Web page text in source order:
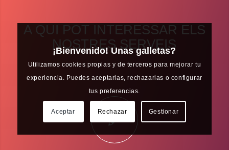
A QUI POT INTERESSAR ELS
NOSTRES SERVEIS
¡Bienvenido! Unas galletas?
Utilizamos cookies propias y de terceros para mejorar tu
experiencia. Puedes aceptarlas, rechazarlas o configurar
tus preferencias.
Aceptar Rechazar Gestionar